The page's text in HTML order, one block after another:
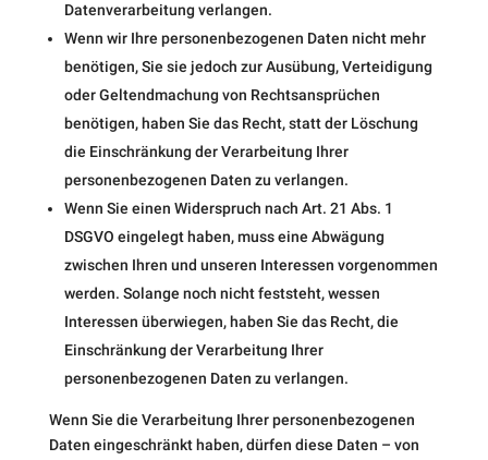
Datenverarbeitung verlangen.
Wenn wir Ihre personenbezogenen Daten nicht mehr
benötigen, Sie sie jedoch zur Ausübung, Verteidigung
oder Geltendmachung von Rechtsansprüchen
benötigen, haben Sie das Recht, statt der Löschung
die Einschränkung der Verarbeitung Ihrer
personenbezogenen Daten zu verlangen.
Wenn Sie einen Widerspruch nach Art. 21 Abs. 1
DSGVO eingelegt haben, muss eine Abwägung
zwischen Ihren und unseren Interessen vorgenommen
werden. Solange noch nicht feststeht, wessen
Interessen überwiegen, haben Sie das Recht, die
Einschränkung der Verarbeitung Ihrer
personenbezogenen Daten zu verlangen.
Wenn Sie die Verarbeitung Ihrer personenbezogenen
Daten eingeschränkt haben, dürfen diese Daten – von